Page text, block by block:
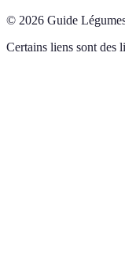
© 2026 Guide
Certains liens sont des